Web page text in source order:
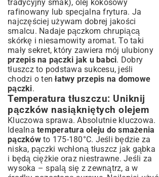
tradycyjny smak), olej kokosowy
rafinowany lub specjalna frytura. Ja
najczęściej używam dobrej jakości
smalcu. Nadaje pączkom chrupiącą
skórkę i niesamowity aromat. To taki
mały sekret, który zawiera mój ulubiony
przepis na pączki jak u babci. Dobry
tłuszcz to podstawa sukcesu, jeśli
chodzi o tenłatwy przepis na domowe
pączki.
Temperatura tłuszczu: Uniknij
pączków nasiąkniętych olejem
Kluczowa sprawa. Absolutnie kluczowa.
Idealna temperatura oleju do smażenia
pączkówto 175-180°C. Jeśli będzie za
niska, pączki wchłoną tłuszcz jak gąbka
i będą ciężkie oraz niestrawne. Jeśli za
wysoka – spalą się z zewnątrz, a w